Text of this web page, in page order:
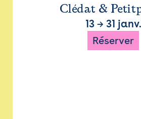
Clédat &
13→ 31 janv.
Réserver